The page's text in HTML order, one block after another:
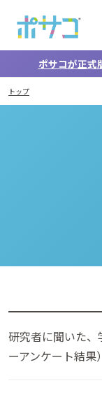
ポサコが正式
トップ
レポート
研究者に聞いた
ーアンケート結果）